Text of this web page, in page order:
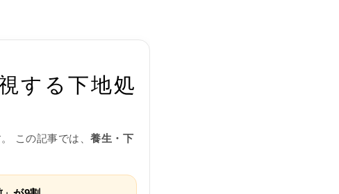
する下地処
この記事では、養生・下